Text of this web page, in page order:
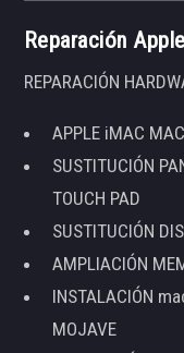
Reparación
REPARACIÓN
APPLE iMAC
SUSTITUCIÓN
TOUCH PAD
SUSTITUCIÓN
AMPLIACIÓN
INSTALACIÓN
MOJAVE